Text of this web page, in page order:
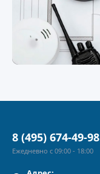
8 (495) 674-49-98
Ежедневно с 09:00 - 18:00